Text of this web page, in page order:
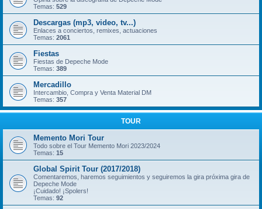
Temas: 529
Descargas (mp3, video, tv...)
Enlaces a conciertos, remixes, actuaciones
Temas: 2061
Fiestas
Fiestas de Depeche Mode
Temas: 389
Mercadillo
Intercambio, Compra y Venta Material DM
Temas: 357
TOUR
Memento Mori Tour
Todo sobre el Tour Memento Mori 2023/2024
Temas: 15
Global Spirit Tour (2017/2018)
Comentaremos, haremos seguimientos y seguiremos la gira próxima gira de
Depeche Mode
¡Cuidado! ¡Spolers!
Temas: 92